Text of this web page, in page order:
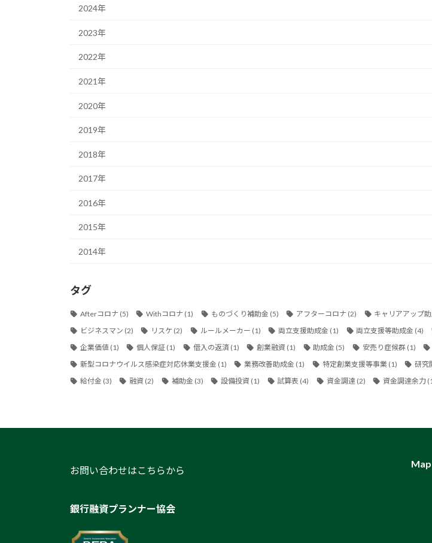
2024年
2023年
2022年
2021年
2020年
2019年
2018年
2017年
2016年
2015年
2014年
タグ
Afterコロナ(5) Withコロナ (1) ものづくり補助金 (5) アフターコロナ(2) キャリアアップ
ビジネスマン (2) リスケ (2) ルールメーカー (1) 両立支援助成金 (1) 両立支援等助成金 (4)
企業価値(1) 個人保証 (1) 借入の返済(1) 創業融資 (1) 助成金 (5) 安売り症候群(1)
新型コロナウイルス感染症対応休業支援金 (1) 業務改善助成金 (1) 特定創業支援等事業(1) 研究
給付金 (3) 融資 (2) 補助金 (3) 設備投資 (1) 試算表 (4) 資金調達(2) 資金調達余力
お問い合わせはこちらから
銀行融資プランナー協会
Map